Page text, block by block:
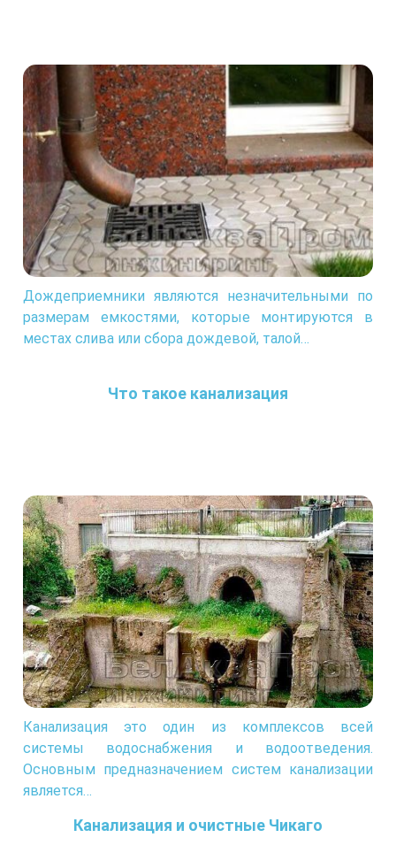
Дождеприемники являются незначительными по
размерам емкостями, которые монтируются в
местах слива или сбора дождевой, талой…
Что такое канализация
Канализация это один из комплексов всей
системы водоснабжения и водоотведения.
Основным предназначением систем канализации
является…
Канализация и очистные Чикаго